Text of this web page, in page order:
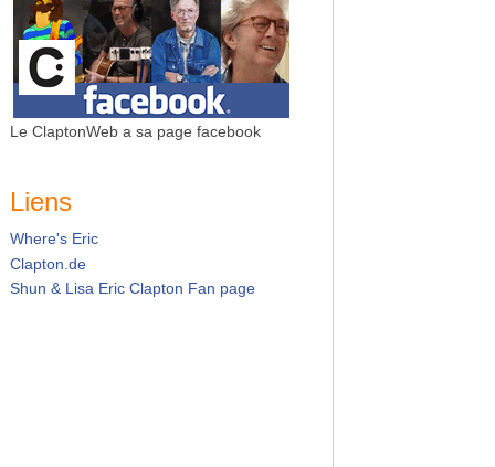
Le ClaptonWeb a sa page facebook
Liens
Where's Eric
Clapton.de
Shun & Lisa Eric Clapton Fan page